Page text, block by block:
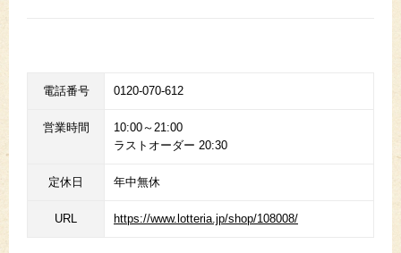
電話番号 0120-070-612
営業時間
10:00～21:00
ラストオーダー 20:30
定休日 年中無休
URL https://www.lotteria.jp/shop/108008/